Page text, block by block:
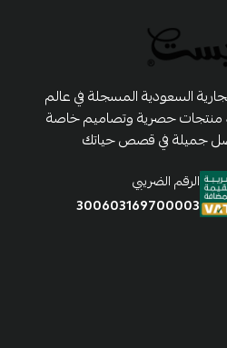
السعودية المسجلة في عالم
منتجات حصرية وتصاميم خاصة
جميلة في قصص حياتك
الرقم الضريبي
300603169700003